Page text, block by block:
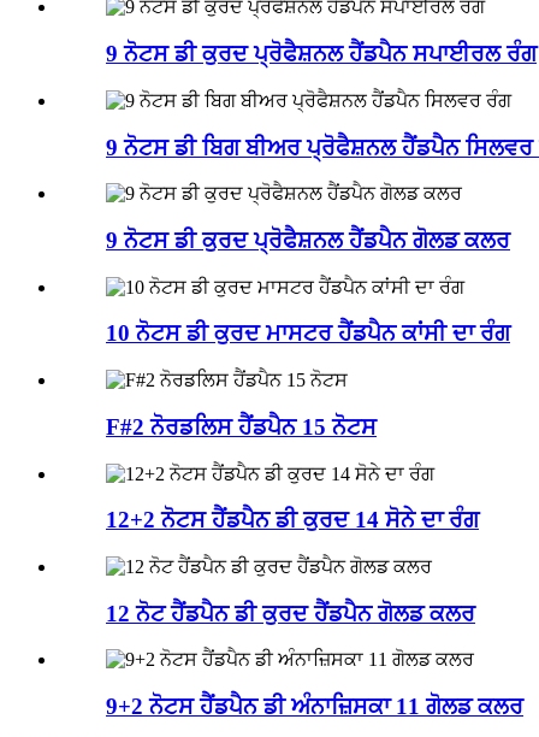
9 ਨੋਟਸ ਡੀ ਕੁਰਦ ਪ੍ਰੋਫੈਸ਼ਨਲ ਹੈਂਡਪੈਨ ਸਪਾਈਰਲ ਰੰਗ
9 ਨੋਟਸ ਡੀ ਬਿਗ ਬੀਅਰ ਪ੍ਰੋਫੈਸ਼ਨਲ ਹੈਂਡਪੈਨ
9 ਨੋਟਸ ਡੀ ਕੁਰਦ ਪ੍ਰੋਫੈਸ਼ਨਲ ਹੈਂਡਪੈਨ ਗੋਲਡ ਕਲਰ
10 ਨੋਟਸ ਡੀ ਕੁਰਦ ਮਾਸਟਰ ਹੈਂਡਪੈਨ ਕਾਂਸੀ ਦਾ ਰੰਗ
F#2 ਨੋਰਡਲਿਸ ਹੈਂਡਪੈਨ 15 ਨੋਟਸ
12+2 ਨੋਟਸ ਹੈਂਡਪੈਨ ਡੀ ਕੁਰਦ 14 ਸੋਨੇ ਦਾ ਰੰਗ
12 ਨੋਟ ਹੈਂਡਪੈਨ ਡੀ ਕੁਰਦ ਹੈਂਡਪੈਨ ਗੋਲਡ ਕਲਰ
9+2 ਨੋਟਸ ਹੈਂਡਪੈਨ ਡੀ ਅੰਨਾਜ਼ਿਸਕਾ 11 ਗੋਲਡ ਕਲਰ